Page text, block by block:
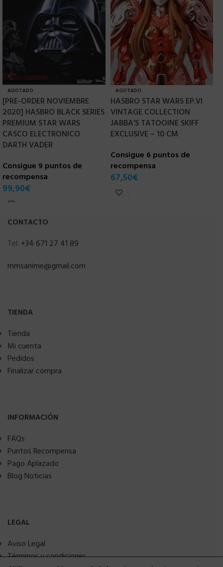
AGOTADO
[PRE-ORDER NOVIEMBRE
2020] HASBRO BLACK SERIES
PREMIUM STAR WARS
CASCO ELECTRONICO
DARTH VADER
Consigue 9 puntos de
recompensa
99,90€
AGOTADO
HASBRO STAR WARS EP.VI
VINTAGE COLLECTION
JABBA’S TATOOINE SKIFF
EXCLUSIVE – 10 CM
Consigue 6 puntos de
recompensa
67,50€
CONTACTO
Tel: +34 671 27 41 89
mmsanime@gmail.com
TIENDA
Tienda
Mi cuenta
Pedidos
Finalizar compra
INFORMACIÓN
FAQs
Puntos Recompensa
Pago Aplazado
Blog Noticias
LEGAL
Aviso Legal
Términos y condiciones